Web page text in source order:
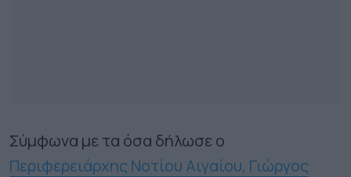
Σύμφωνα με τα όσα δήλωσε ο
Περιφερειάρχης Νοτίου Αιγαίου, Γιώργος